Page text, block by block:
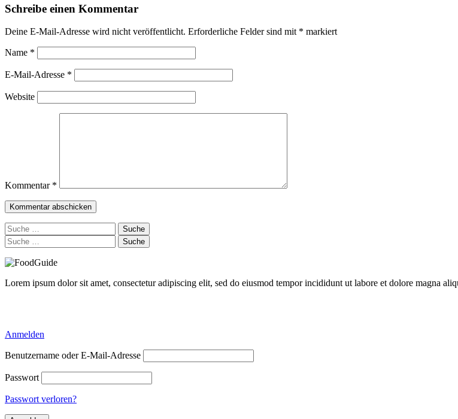
Schreibe einen Kommentar
Deine E-Mail-Adresse wird nicht veröffentlicht. Erforderliche Felder sind mit * markiert
Name *
E-Mail-Adresse *
Website
Kommentar *
Suche
nach:
Suche
nach:
Lorem ipsum dolor sit amet, consectetur adipiscing elit, sed do eiusmod tempor incididunt ut labore et dolore magna
Anmelden
Benutzername oder E-Mail-Adresse
Passwort
Passwort verloren?